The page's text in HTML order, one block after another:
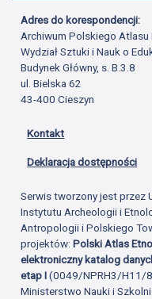
Adres do korespondencji:
Archiwum Polskiego
Wydział Sztuki i Nauk o
Budynek Główny, s. B.3.8
ul. Bielska 62
43-400 Cieszyn
Kontakt
Deklaracja dostępności
Serwis tworzony jest przez
Instytutu Archeologii i
Antropologii i Polskiego
projektów:Polski Atlas
elektroniczny katalog
etap I(0049/NPRH3/H11/
Ministerstwo Nauki i